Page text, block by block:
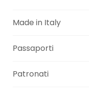
Made in Italy
Passaporti
Patronati